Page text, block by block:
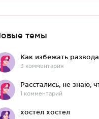
темы
Как избежать развода
3 комментария
1 комментарий
хостел хостел